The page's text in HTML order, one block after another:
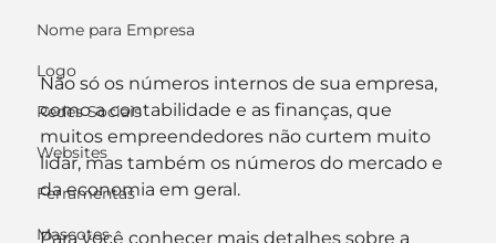
Nome para Empresa
Logo
Redes Sociais
Websites
Ferramentas
Mascotes
Não só os números internos de sua empresa,
como a contabilidade e as finanças, que
muitos empreendedores não curtem muito
lidar, mas também os números do mercado e
da economia em geral.
Para você conhecer mais detalhes sobre a